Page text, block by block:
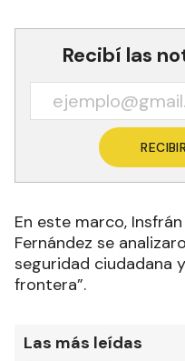
Recibí las
En este marco,
Fernández se
seguridad ciudadana
frontera”.
Las más leídas